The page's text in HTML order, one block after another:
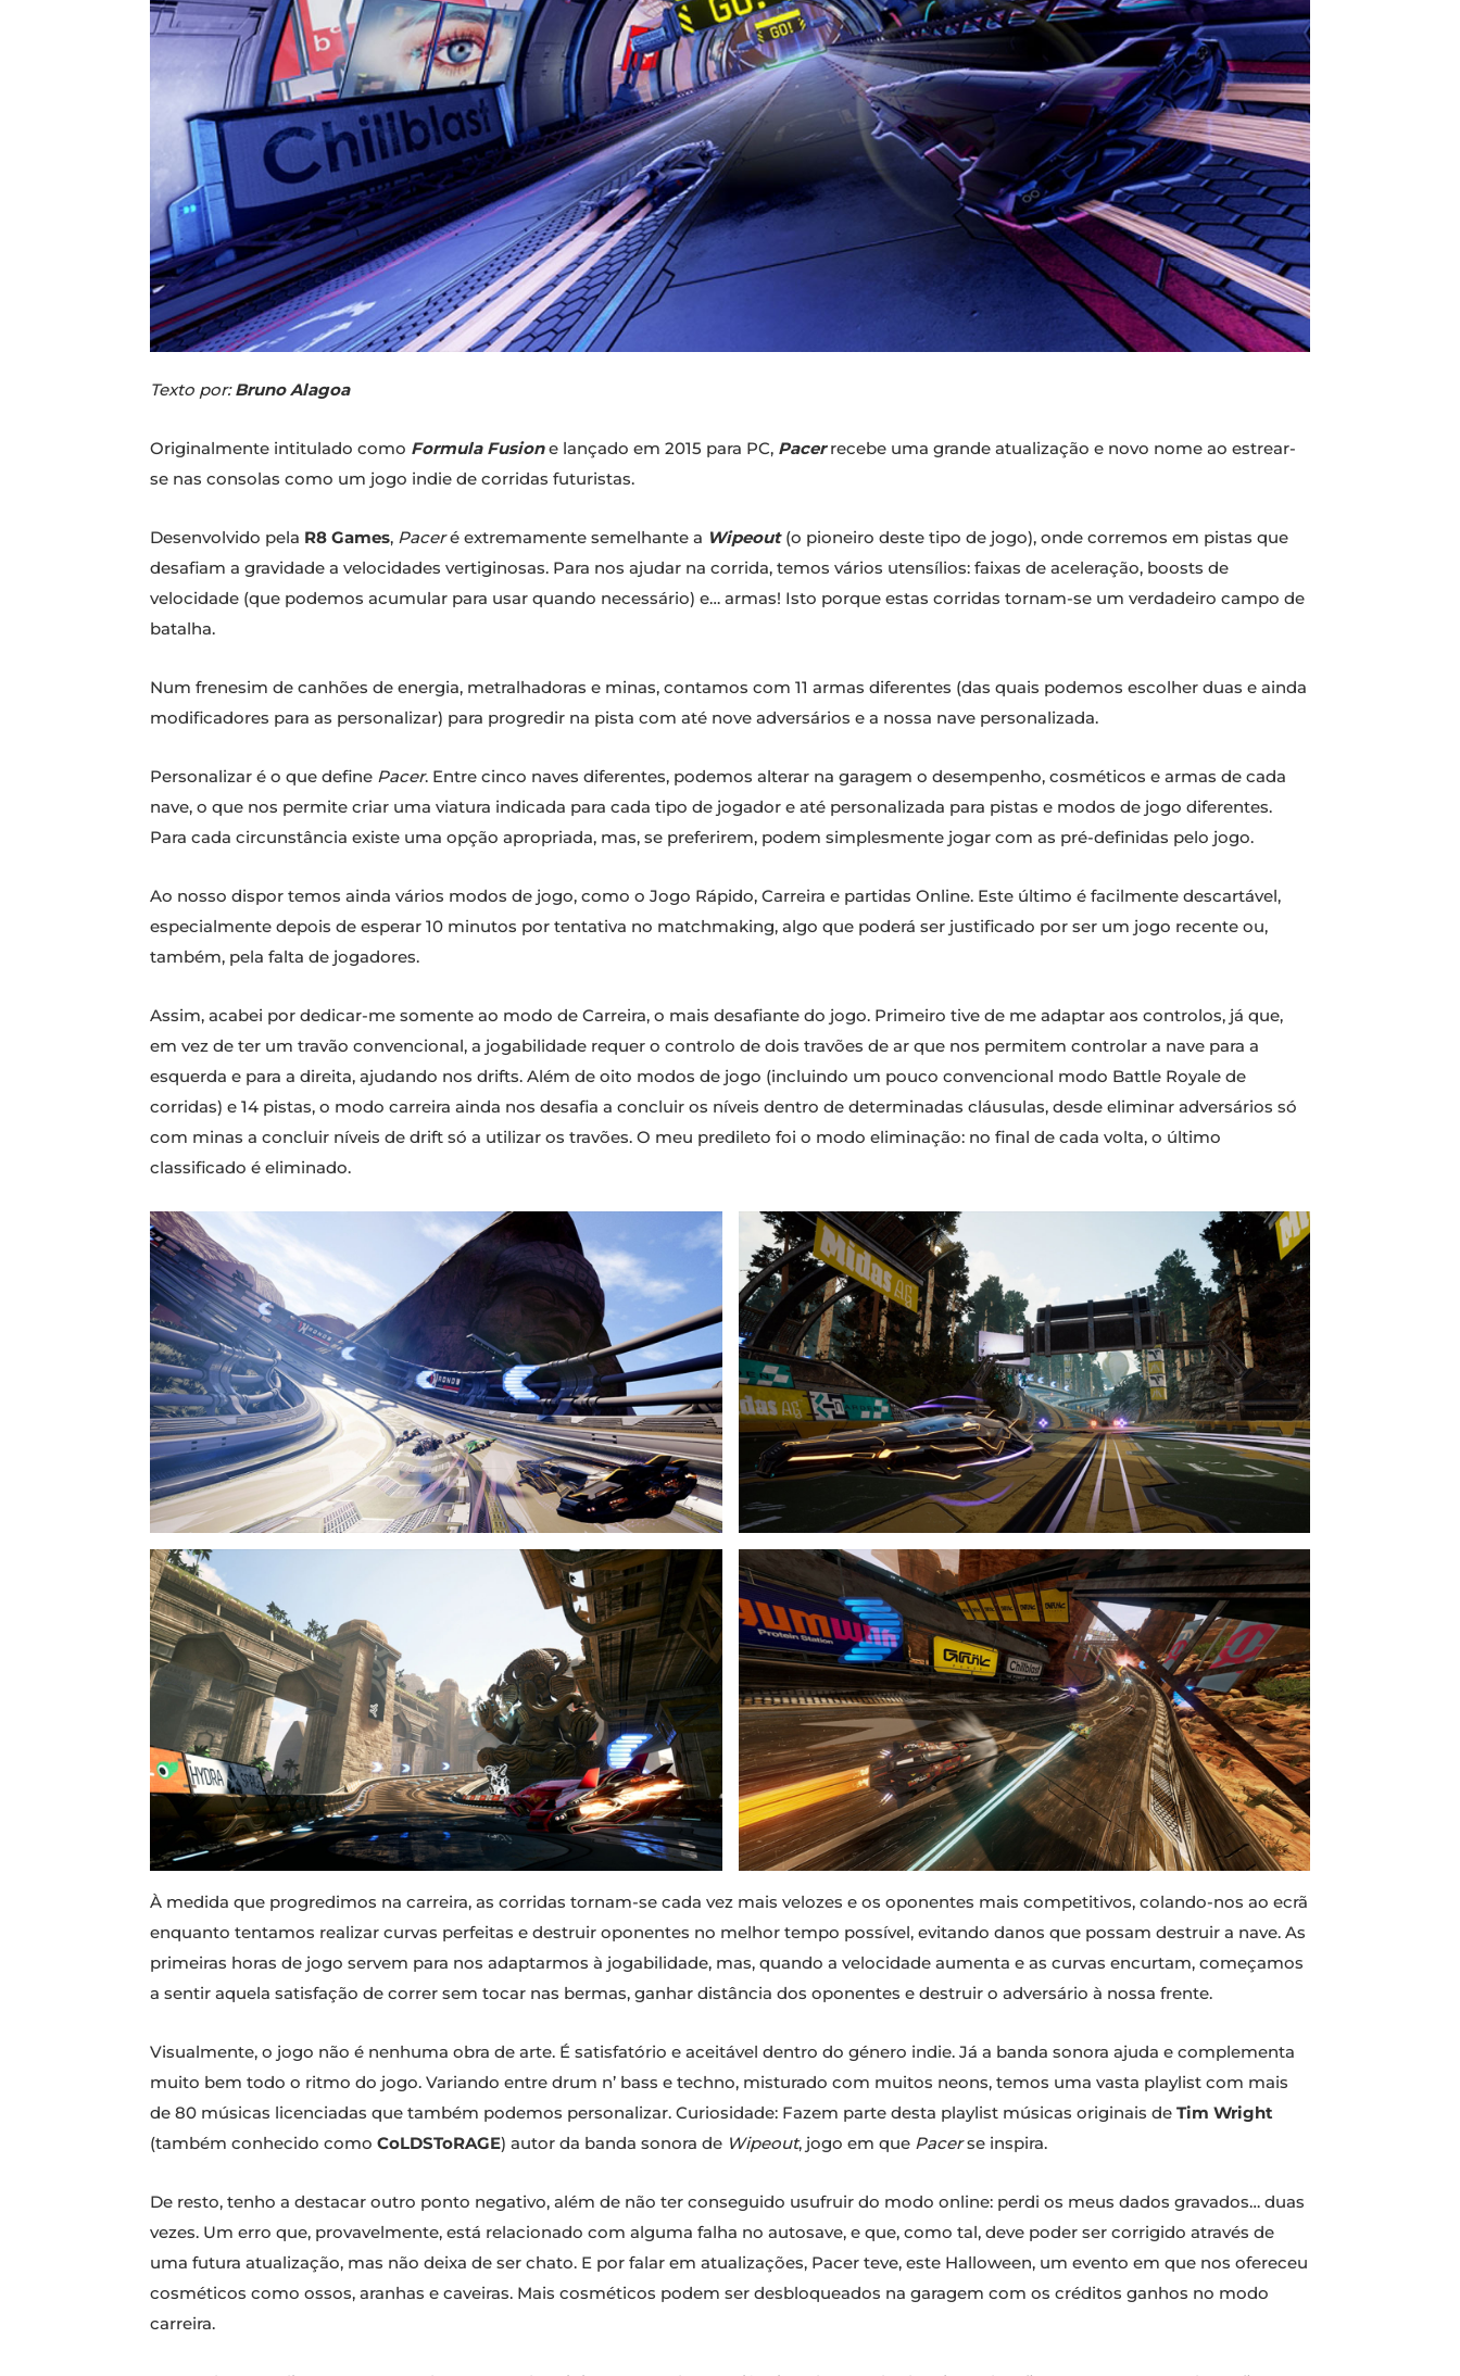
Texto por:Bruno Alagoa
Originalmente intitulado como Formula Fusione lançado em 2015 para PC, Pacerrecebe uma grande atualização e novo nome ao estrear-
se nas consolas como um jogo indie de corridas futuristas.
Desenvolvido pela R8 Games, Paceré extremamente semelhante a Wipeout (o pioneiro deste tipo de jogo), onde corremos em pistas que
desafiam a gravidade a velocidades vertiginosas. Para nos ajudar na corrida, temos vários utensílios: faixas de aceleração, boosts de
velocidade (que podemos acumular para usar quando necessário) e… armas! Isto porque estas corridas tornam-se um verdadeiro campo de
batalha.
Num frenesim de canhões de energia, metralhadoras e minas, contamos com 11 armas diferentes (das quais podemos escolher duas e ainda
modificadores para as personalizar) para progredir na pista com até nove adversários e a nossa nave personalizada.
Personalizar é o que define Pacer. Entre cinco naves diferentes, podemos alterar na garagem o desempenho, cosméticos e armas de cada
nave, o que nos permite criar uma viatura indicada para cada tipo de jogador e até personalizada para pistas e modos de jogo diferentes.
Para cada circunstância existe uma opção apropriada, mas, se preferirem, podem simplesmente jogar com as pré-definidas pelo jogo.
Ao nosso dispor temos ainda vários modos de jogo, como o Jogo Rápido, Carreira e partidas Online. Este último é facilmente descartável,
especialmente depois de esperar 10 minutos por tentativa no matchmaking, algo que poderá ser justificado por ser um jogo recente ou,
também, pela falta de jogadores.
Assim, acabei por dedicar-me somente ao modo de Carreira, o mais desafiante do jogo. Primeiro tive de me adaptar aos controlos, já que,
em vez de ter um travão convencional, a jogabilidade requer o controlo de dois travões de ar que nos permitem controlar a nave para a
esquerda e para a direita, ajudando nos drifts. Além de oito modos de jogo (incluindo um pouco convencional modo Battle Royale de
corridas) e 14 pistas, o modo carreira ainda nos desafia a concluir os níveis dentro de determinadas cláusulas, desde eliminar adversários só
com minas a concluir níveis de drift só a utilizar os travões. O meu predileto foi o modo eliminação: no final de cada volta, o último
classificado é eliminado.
À medida que progredimos na carreira, as corridas tornam-se cada vez mais velozes e os oponentes mais competitivos, colando-nos ao ecrã
enquanto tentamos realizar curvas perfeitas e destruir oponentes no melhor tempo possível, evitando danos que possam destruir a nave. As
primeiras horas de jogo servem para nos adaptarmos à jogabilidade, mas, quando a velocidade aumenta e as curvas encurtam, começamos
a sentir aquela satisfação de correr sem tocar nas bermas, ganhar distância dos oponentes e destruir o adversário à nossa frente.
Visualmente, o jogo não é nenhuma obra de arte. É satisfatório e aceitável dentro do género indie. Já a banda sonora ajuda e complementa
muito bem todo o ritmo do jogo. Variando entre drum n’ bass e techno, misturado com muitos neons, temos uma vasta playlist com mais
de 80 músicas licenciadas que também podemos personalizar. Curiosidade: Fazem parte desta playlist músicas originais de Tim Wright
(também conhecido como CoLDSToRAGE) autor da banda sonora de Wipeout, jogo em que Pacerse inspira.
De resto, tenho a destacar outro ponto negativo, além de não ter conseguido usufruir do modo online: perdi os meus dados gravados… duas
vezes. Um erro que, provavelmente, está relacionado com alguma falha no autosave, e que, como tal, deve poder ser corrigido através de
uma futura atualização, mas não deixa de ser chato. E por falar em atualizações, Pacer teve, este Halloween, um evento em que nos ofereceu
cosméticos como ossos, aranhas e caveiras. Mais cosméticos podem ser desbloqueados na garagem com os créditos ganhos no modo
carreira.